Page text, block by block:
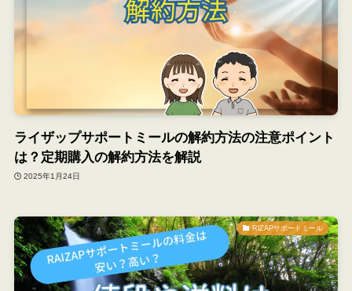
ライザップサポートミールの解約方法の注意ポイント
は？定期購入の解約方法を解説
2025年1月24日
RIZAPサポートミール